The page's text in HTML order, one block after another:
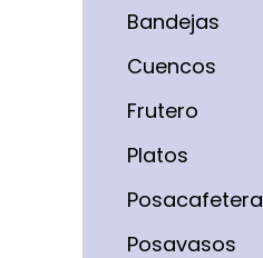
Bandejas
Cuencos
Frutero
Platos
Posacafetera
Posavasos